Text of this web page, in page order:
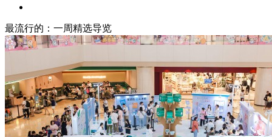
最流行的：一周精选导览